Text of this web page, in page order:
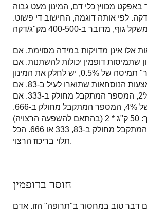
מכווץ כלי דם, המינון מעט גבוה
ק"ג/דקה. לפי אותה דוגמה, החישוב די פשוט.
אלו אינן מדויקות במידה מסוימת, אם
שתמיסות דופמין יכולות להשתנות. אם
אדם צריך "ליצור" תמיסה של 0.5%, יש לחלק את המינון
המחושב באמצעות הנוסחאות שתוארו לעיל ב-83. אם
נדרשת תמיסה של 2%, המספר המתקבל מחולק ב-333. אם
נדרשת תמיסה של 4%, המספר המתקבל מחולק ב-666.
בדוגמה, זה נראה כך: 50 ק"ג * 2 (בהתאם להשפעה הרצויה)
= 100, והמספר המתקבל מחולק ב-83, 333 או 666. הכל
תלוי בריכוז הרצוי.
חוסר בדופמין
דבר טוב במחסור ב"תרופה" הזו. אדם